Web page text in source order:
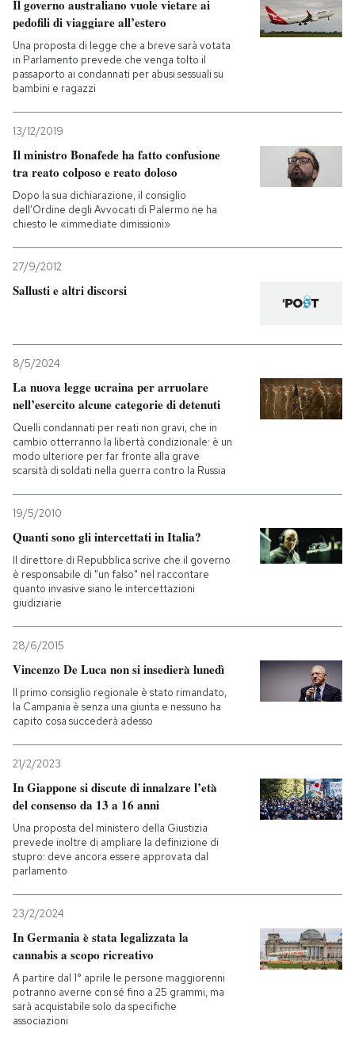
Il governo australiano vuole vietare ai
pedofili di viaggiare all’estero
Una proposta di legge che a breve sarà votata
in Parlamento prevede che venga tolto il
passaporto ai condannati per abusi sessuali su
bambini e ragazzi
13/12/2019
Il ministro Bonafede ha fatto confusione
tra reato colposo e reato doloso
Dopo la sua dichiarazione, il consiglio
dell’Ordine degli Avvocati di Palermo ne ha
chiesto le «immediate dimissioni»
27/9/2012
Sallusti e altri discorsi
8/5/2024
La nuova legge ucraina per arruolare
nell’esercito alcune categorie di detenuti
Quelli condannati per reati non gravi, che in
cambio otterranno la libertà condizionale: è un
modo ulteriore per far fronte alla grave
scarsità di soldati nella guerra contro la Russia
19/5/2010
Quanti sono gli intercettati in Italia?
Il direttore di Repubblica scrive che il governo
è responsabile di "un falso" nel raccontare
quanto invasive siano le intercettazioni
giudiziarie
28/6/2015
Vincenzo De Luca non si insedierà lunedì
Il primo consiglio regionale è stato rimandato,
la Campania è senza una giunta e nessuno ha
capito cosa succederà adesso
21/2/2023
In Giappone si discute di innalzare l’età
del consenso da 13 a 16 anni
Una proposta del ministero della Giustizia
prevede inoltre di ampliare la definizione di
stupro: deve ancora essere approvata dal
parlamento
23/2/2024
In Germania è stata legalizzata la
cannabis a scopo ricreativo
A partire dal 1° aprile le persone maggiorenni
potranno averne con sé fino a 25 grammi, ma
sarà acquistabile solo da specifiche
associazioni